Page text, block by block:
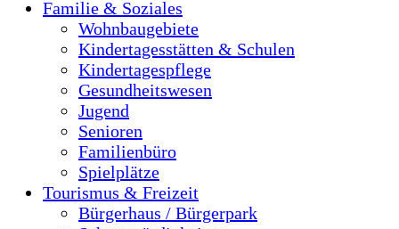
Familie & Soziales
Wohnbaugebiete
Kindertagesstätten & Schulen
Kindertagespflege
Gesundheitswesen
Jugend
Senioren
Familienbüro
Spielplätze
Tourismus & Freizeit
Bürgerhaus / Bürgerpark